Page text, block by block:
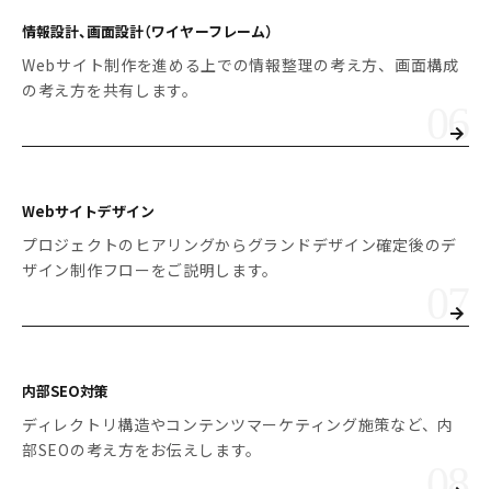
情報設計、画面設計（ワイヤーフレーム）
Webサイト制作を進める上での情報整理の考え方、画面構成
の考え方を共有します。
Webサイトデザイン
プロジェクトのヒアリングからグランドデザイン確定後のデ
ザイン制作フローをご説明します。
内部SEO対策
ディレクトリ構造やコンテンツマーケティング施策など、内
部SEOの考え方をお伝えします。